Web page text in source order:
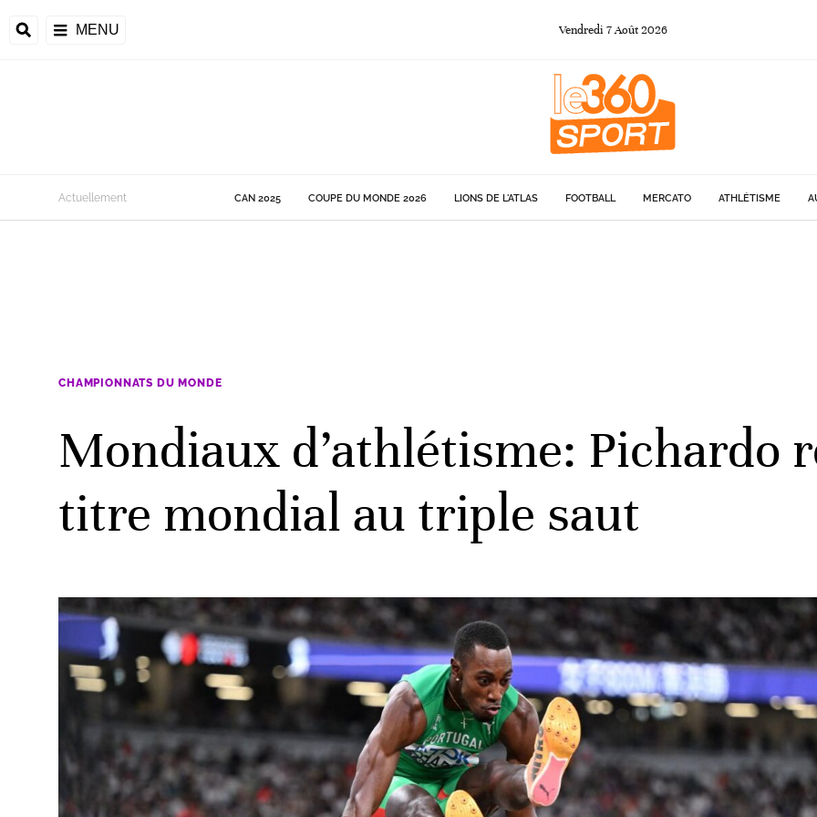
MENU Vendredi 7Août 2026
de la CAF
Actuellement CAN 2025 COUPE DU MONDE 2026 LIONS DE L'ATLAS FOOTBALL MERCATO ATHLÉTISME
CHAMPIONNATS DU MONDE
Mondiaux d’athlétisme: Pichardo
titre mondial au triple saut